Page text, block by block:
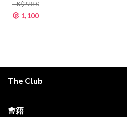
HK$228.0
特
殊 1,100
The Club
關於 The Club
合作夥伴
會籍